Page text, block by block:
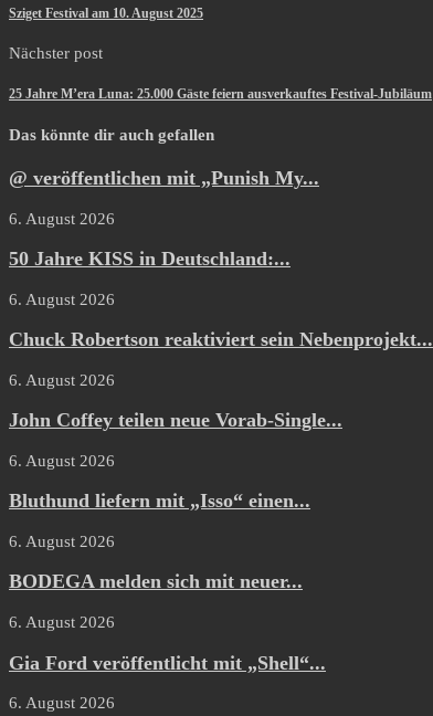
Sziget Festival am 10. August 2025
Nächster post
25 Jahre M’era Luna: 25.000 Gäste feiern ausverkauftes Festival-Jubiläum
Das könnte dir auch gefallen
@ veröffentlichen mit „Punish My...
6. August 2026
50 Jahre KISS in Deutschland:...
6. August 2026
Chuck Robertson reaktiviert sein Nebenprojekt...
6. August 2026
John Coffey teilen neue Vorab-Single...
6. August 2026
Bluthund liefern mit „Isso“ einen...
6. August 2026
BODEGA melden sich mit neuer...
6. August 2026
Gia Ford veröffentlicht mit „Shell“...
6. August 2026